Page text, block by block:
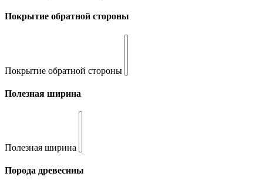
Покрытие обратной стороны
Покрытие обратной стороны
Полезная ширина
Полезная ширина
Порода древесины